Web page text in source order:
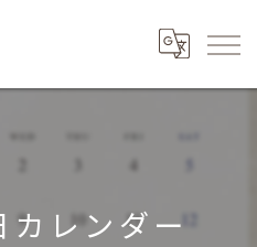
カレンダー